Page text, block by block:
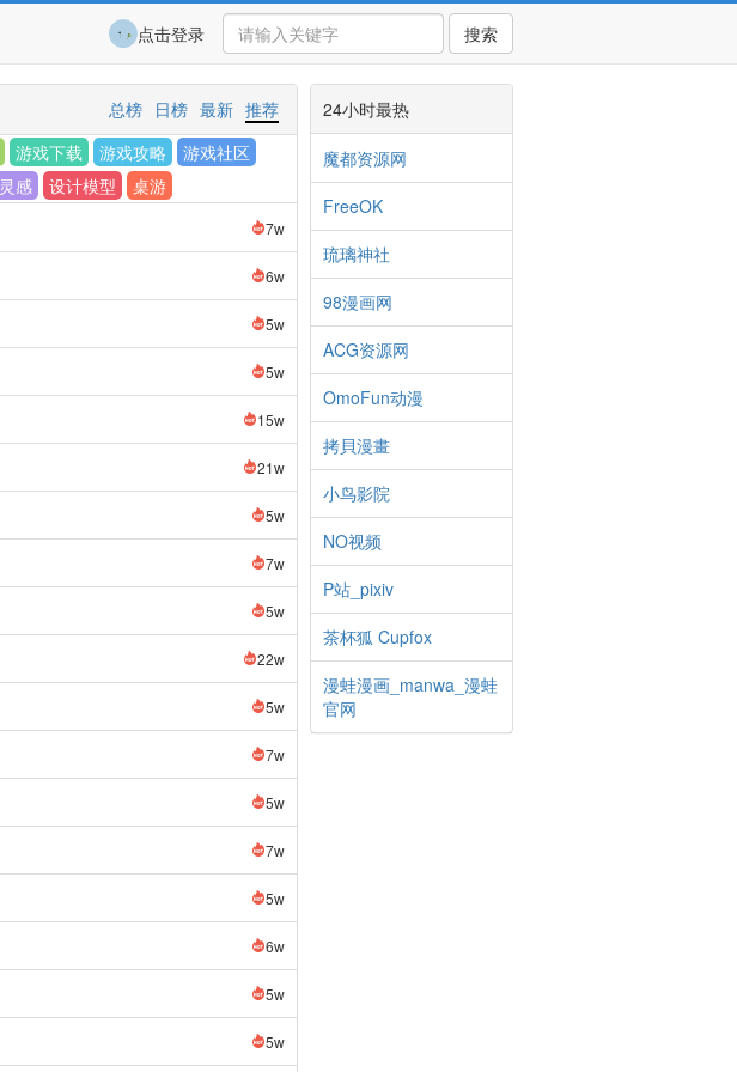
搜索
点击登录
推荐
最新
日榜
总榜
游戏下载 游戏攻略
游戏社区
灵感 设计模型
桌游
7w
6w
5w
5w
15w
21w
5w
7w
5w
22w
5w
7w
5w
7w
5w
6w
5w
5w
24小时最热
魔都资源网
FreeOK
琉璃神社
98漫画网
ACG资源网
OmoFun动漫
拷貝漫畫
小鸟影院
NO视频
P站_pixiv
茶杯狐 Cupfox
漫蛙漫画_manwa_漫蛙
官网